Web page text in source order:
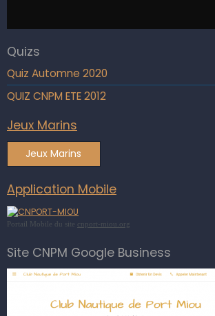
Quizs
Quiz Automne 2020
QUIZ CNPM ETE 2012
Jeux Marins
Jeux Marins
Application Mobile
Portail Mobile du site cnport-miou.org
Site CNPM Google Business